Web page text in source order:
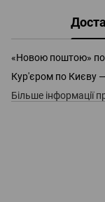
«Новою поштою» по
Кур'єром по Києву
Більше інформації